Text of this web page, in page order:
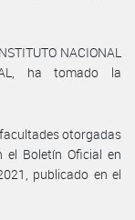
NACIONAL
ha tomado la
otorgadas
el Boletín Oficial en
publicado en el